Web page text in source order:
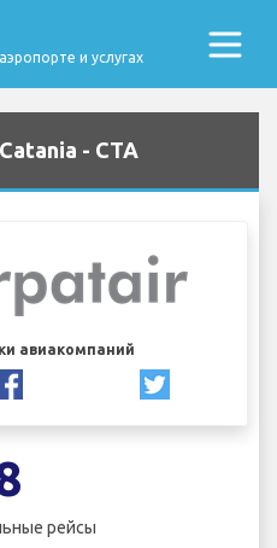
и услугах
- CTA
авиакомпаний
рейсы